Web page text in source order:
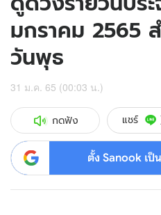
มกราคม 2565
วันพุธ
31 ม.ค. 65 (00:03 น.)
กดฟัง แชร์
ตั้ง Sanook เป็